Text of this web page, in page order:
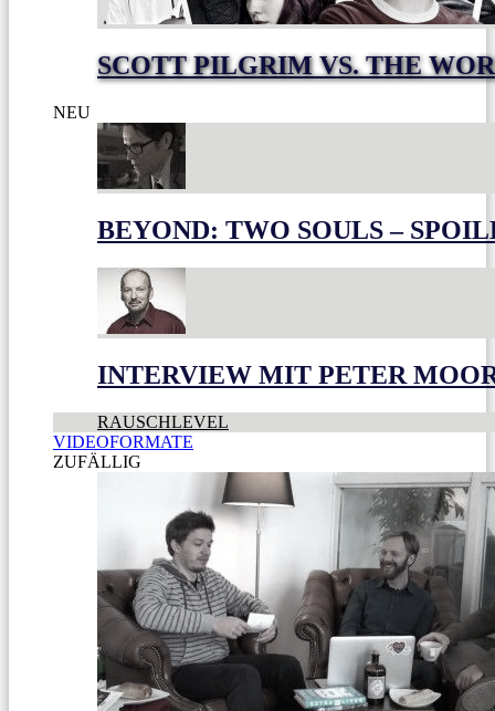
SCOTT PILGRIM VS. THE
NEU
BEYOND: TWO SOULS –
INTERVIEW MIT PETER
RAUSCHLEVEL
VIDEOFORMATE
ZUFÄLLIG